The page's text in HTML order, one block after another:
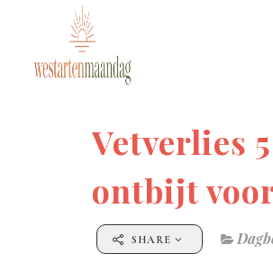
Vetverlies
ontbijt
SHARE